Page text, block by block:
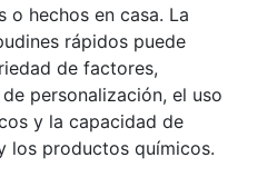
o hechos en casa. La
rápidos puede
de factores,
personalización, el uso
y la capacidad de
los productos químicos.